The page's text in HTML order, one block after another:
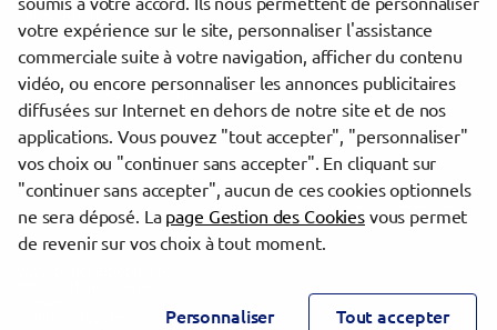
Saint-Brieuc
Trouver une agence Banque Populaire
Côtes-d'Armor
Ploufragan
evermaps ©
votre expérience sur le site, personnaliser l'assistance
commerciale suite à votre navigation, afficher du contenu
vidéo, ou encore personnaliser les annonces publicitaires
diffusées sur Internet en dehors de notre site et de nos
applications. Vous pouvez "tout accepter", "personnaliser"
vos choix ou "continuer sans accepter". En cliquant sur
"continuer sans accepter", aucun de ces cookies optionnels
ne sera déposé. La page Gestion des Cookiesvous permet
de revenir sur vos choix à tout moment.
Personnaliser Tout accepter